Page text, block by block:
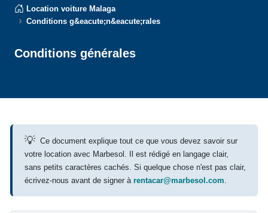
Location voiture Malaga
Conditions g&eacute;n&eacute;rales
Conditions générales
💡 Ce document explique tout ce que vous devez savoir sur
votre location avec Marbesol. Il est rédigé en langage clair,
sans petits caractères cachés. Si quelque chose n'est pas clair,
écrivez-nous avant de signer à rentacar@marbesol.com